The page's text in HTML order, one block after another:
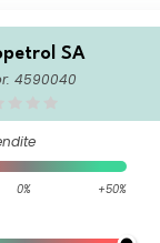
SA
4590040
0% +50%